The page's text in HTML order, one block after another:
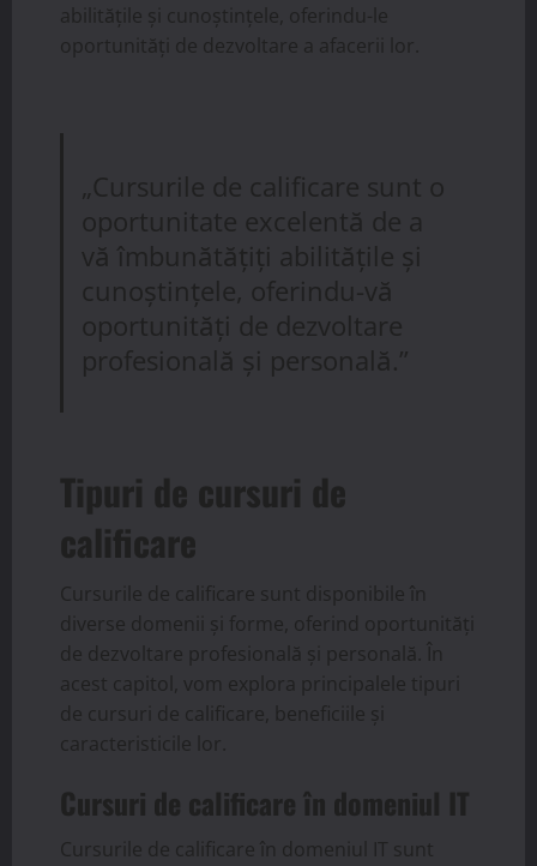
abilitățile și cunoștințele, oferindu-le
oportunități de dezvoltare a afacerii lor.
„Cursurile de calificare sunt o
oportunitate excelentă de a
vă îmbunătățiți abilitățile și
cunoștințele, oferindu-vă
oportunități de dezvoltare
profesională și personală.”
Tipuri de cursuri de
calificare
Cursurile de calificare sunt disponibile în
diverse domenii și forme, oferind oportunități
de dezvoltare profesională și personală. În
acest capitol, vom explora principalele tipuri
de cursuri de calificare, beneficiile și
caracteristicile lor.
Cursuri de calificare în domeniul IT
Cursurile de calificare în domeniul IT sunt